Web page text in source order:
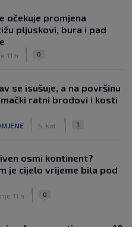
očekuje promjena
pljuskovi, bura i pad
11 h 0
se isušuje, a na površinu
ratni brodovi i kosti
5. kol. 1
osmi kontinent?
je cijelo vrijeme bila pod
11 h 0